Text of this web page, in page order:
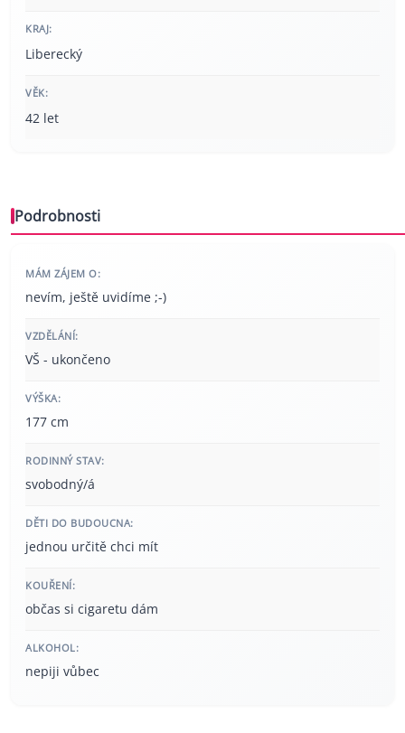
KRAJ:
Liberecký
VĚK:
42 let
Podrobnosti
MÁM ZÁJEM O:
nevím, ještě uvidíme ;-)
VZDĚLÁNÍ:
VŠ - ukončeno
VÝŠKA:
177 cm
RODINNÝ STAV:
svobodný/á
DĚTI DO BUDOUCNA:
jednou určitě chci mít
KOUŘENÍ:
občas si cigaretu dám
ALKOHOL:
nepiji vůbec